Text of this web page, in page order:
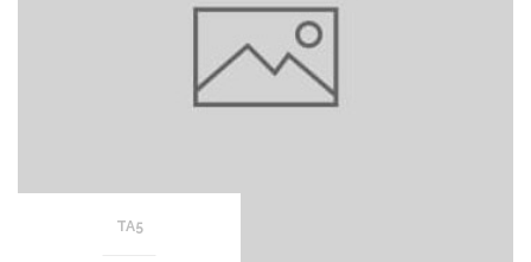
TA5